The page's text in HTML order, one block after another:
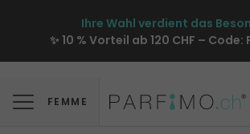
Ihre Wahl verdient das
✨ 10 % Vorteil ab 120 CHF – Code:
FEMME